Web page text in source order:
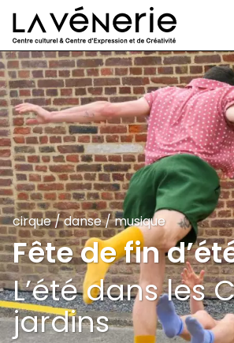
Aller au contenu principal
cirque/danse/musique
Fête de fin
L’été dans les
jardins